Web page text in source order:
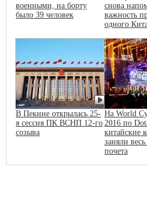
военными, на борту
было 39 человек
снова
важность
одного
В Пекине открылась 25-
я сессия ПК ВСНП 12-го
созыва
На World
2016 по
китайские
заняли весь
почета